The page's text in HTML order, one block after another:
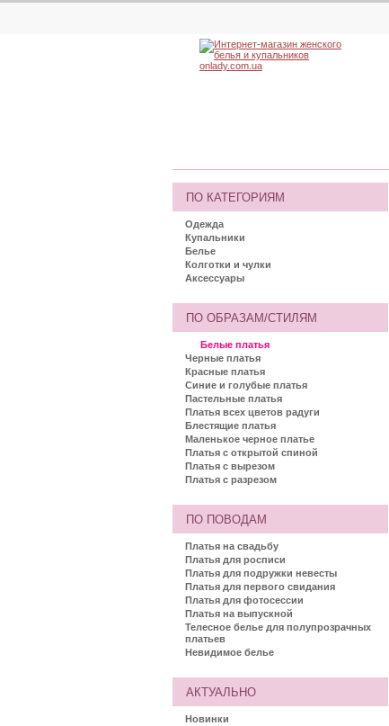
ПО КАТЕГОРИЯМ
Одежда
Купальники
Белье
Колготки и чулки
Аксессуары
ПО ОБРАЗАМ/СТИЛЯМ
Белые платья
Черные платья
Красные платья
Синие и голубые платья
Пастельные платья
Платья всех цветов радуги
Блестящие платья
Маленькое черное платье
Платья с открытой спиной
Платья с вырезом
Платья с разрезом
ПО ПОВОДАМ
Платья на свадьбу
Платья для росписи
Платья для подружки невесты
Платья для первого свидания
Платья для фотосессии
Платья на выпускной
Телесное белье для полупрозрачных
платьев
Невидимое белье
АКТУАЛЬНО
Новинки